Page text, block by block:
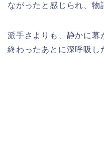
ながったと感じられ、物
派手さよりも、静かに幕
終わったあとに深呼吸し